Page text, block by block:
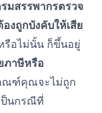
มสรรพากรตรวจ
งถูกบังคับให้เสีย
รือไม่นั้น ก็ขึ้นอยู่
ภาษีหรือ
ณฑ์คุณจะไม่ถูก
ป็นกรณีที่